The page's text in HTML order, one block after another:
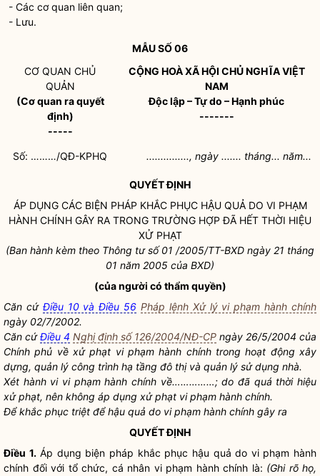
- Các cơ quan liên quan;
- Lưu.
MẪU SỐ 06
CƠ QUAN CHỦ
QUẢN
(Cơ quan ra quyết
định)
-----
CỘNG HOÀ XÃ HỘI CHỦ NGHĨA VIỆT
NAM
Độc lập – Tự do – Hạnh phúc
-------
Số: ………/QĐ-KPHQ ..............., ngày ....... tháng... năm...
QUYẾT ĐỊNH
ÁP DỤNG CÁC BIỆN PHÁP KHẮC PHỤC HẬU QUẢ DO VI PHẠM
HÀNH CHÍNH GÂY RA TRONG TRƯỜNG HỢP ĐÃ HẾT THỜI HIỆU
XỬ PHẠT
(Ban hành kèm theo Thông tư số 01 /2005/TT-BXD ngày 21 tháng
01 năm 2005 của BXD)
(của người có thẩm quyền)
Căn cứ Điều 10 và Điều 56 Pháp lệnh Xử lý vi phạm hành chính
ngày 02/7/2002.
Căn cứĐiều 4 Nghị định số 126/2004/NĐ-CP ngày 26/5/2004 của
Chính phủ về xử phạt vi phạm hành chính trong hoạt động xây
dựng, quản lý công trình hạ tầng đô thị và quản lý sử dụng nhà.
Xét hành vi vi phạm hành chính về……………; do đã quá thời hiệu
xử phạt, nên không áp dụng xử phạt vi phạm hành chính.
Để khắc phục triệt để hậu quả do vi phạm hành chính gây ra
QUYẾT ĐỊNH
Điều 1.Áp dụng biện pháp khắc phục hậu quả do vi phạm hành
chính đối với tổ chức, cá nhân vi phạm hành chính là: (Ghi rõ họ,